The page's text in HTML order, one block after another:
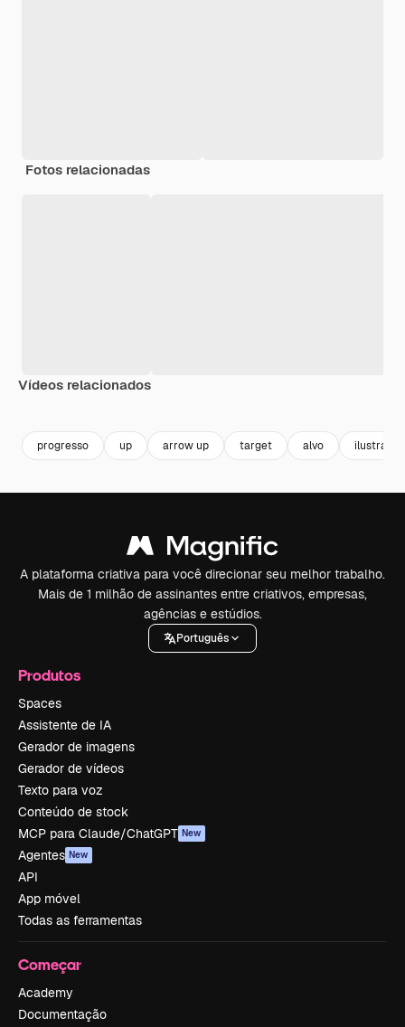
Fotos relacionadas
Vídeos relacionados
progresso up arrow up target alvo
A plataforma criativa para você direcionar seu melhor trabalho.
Mais de 1 milhão de assinantes entre criativos, empresas,
agências e estúdios.
Português
Produtos
Spaces
Assistente de IA
Gerador de imagens
Gerador de vídeos
Texto para voz
Conteúdo de stock
MCP para Claude/ChatGPT New
Agentes New
API
App móvel
Todas as ferramentas
Começar
Academy
Documentação